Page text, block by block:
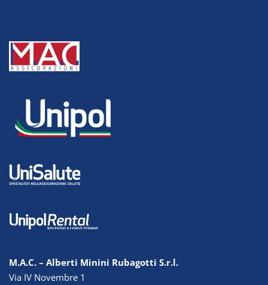
M.A.C. – Alberti Minini Rubagotti S.r.l.
Via IV Novembre 1